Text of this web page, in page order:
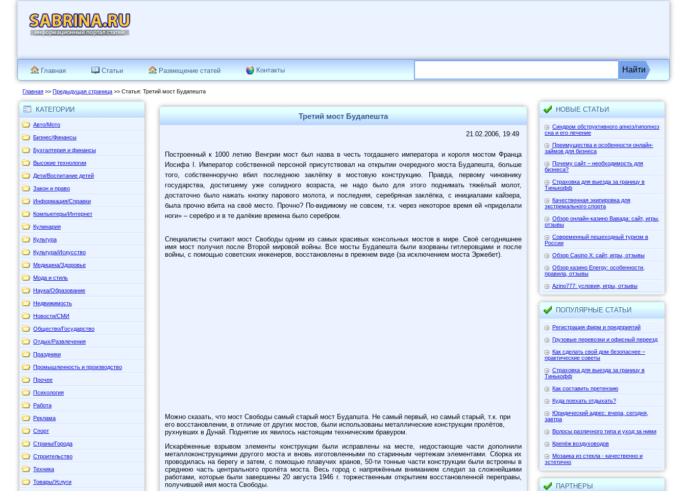
Главная Статьи Размещение статей Контакты Найти
Главная >>Предыдущая страница >> Статья: Третий мост Будапешта
КАТЕГОРИИ
Авто/Мото
Бизнес/Финансы
Бухгалтерия и финансы
Высокие технологии
Дети/Воспитание детей
Закон и право
Информация/Справки
Компьютеры/Интернет
Кулинария
Культура
Культура/Искусство
Медицина/Здоровье
Мода и стиль
Наука/Образование
Недвижимость
Новости/СМИ
Общество/Государство
Отдых/Развлечения
Праздники
Промышленность и производство
Прочее
Психология
Работа
Реклама
Спорт
Страны/Города
Строительство
Техника
Товары/Услуги
Третий мост Будапешта
21.02.2006, 19:49
Построенный к 1000 летию Венгрии мост был назва в честь тогдашнего императора и короля мостом Франца
Иосифа I. Император собственной персоной присутствовал на открытии очередного моста Будапешта, больше
того, собственноручно вбил последнюю заклёпку в мостовую конструкцию. Правда, первому чиновнику
государства, достигшему уже солидного возраста, не надо было для этого поднимать тяжёлый молот,
достаточно было нажать кнопку парового молота, и последняя, серебряная заклёпка, с инициалами кайзера,
была прочно вбита на своё место. Прочно? По-видимому не совсем, т.к. через некоторое время ей «приделали
ноги» – серебро и в те далёкие времена было серебром.
Специалисты считают мост Свободы одним из самых красивых консольных мостов в мире. Своё сегодняшнее
имя мост получил после Второй мировой войны. Все мосты Будапешта были взорваны гитлеровцами и после
войны, с помощью советских инженеров, восстановлены в прежнем виде (за исключением моста Эржебет).
Можно сказать, что мост Свободы самый старый мост Будапшта. Не самый первый, но самый старый, т.к. при
его восстановлении, в отличие от других мостов, были использованы металлические конструкции пролётов,
рухнувших в Дунай. Поднятие их явилось настоящим техническим бравуром.
Искарёженные взрывом элементы конструкции были исправлены на месте, недостающие части дополнили
металлоконструкциями другого моста и вновь изготовленными по старинным чертежам элементами. Сборка их
проводилась на берегу и затем, с помощью плавучих кранов, 50-ти тонные части конструкции были встроены в
среднюю часть центрального пролёта моста. Весь город с напряжённым вниманием следил за сложнейшими
работами, которые были завершены 20 августа 1946 г. торжественным открытием восстановленной переправы,
получившей имя моста Свободы.
НОВЫЕ СТАТЬИ
Синдром обструктивного апноэ/гипопноэ
сна и его лечение
Преимущества и особенности онлайн-
займов для бизнеса
Почему сайт – необходимость для
бизнеса?
Страховка для выезда за границу в
Тинькофф
Качественная экипировка для
экстремального спорта
Обзор онлайн-казино Вавада: сайт, игры,
отзывы
Современный пешеходный туризм в
России
Обзор Casino X: сайт, игры, отзывы
Обзор казино Energy: особенности,
правила, отзывы
Azino777: условия, игры, отзывы
ПОПУЛЯРНЫЕ СТАТЬИ
Регистрация фирм и предприятий
Грузовые перевозки и офисный переезд
Как сделать свой дом безопаснее –
практические советы
Страховка для выезда за границу в
Тинькофф
Как составить претензию
Куда поехать отдыхать?
Юридический адрес: вчера, сегодня,
завтра
Волосы различного типа и уход за ними
Крепёж воздуховодов
Мозаика из стекла - качественно и
эстетично
ПАРТНЕРЫ